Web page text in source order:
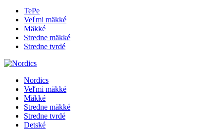
TePe
Veľmi mäkké
Mäkké
Stredne mäkké
Stredne tvrdé
Nordics
Veľmi mäkké
Mäkké
Stredne mäkké
Stredne tvrdé
Detské